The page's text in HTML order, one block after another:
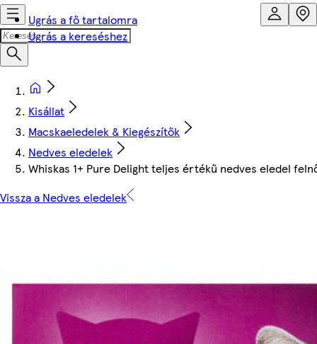
Ugrás a fő tartalomra
Ugrás a kereséshez
Kisállat
Macskaeledelek & Kiegészítők
Nedves eledelek
Whiskas 1+ Pure Delight teljes értékű nedves eledel
Vissza a Nedves eledelek